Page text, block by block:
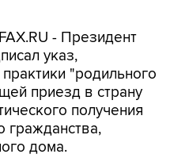
- Президент
указ,
"родильного
приезд в страну
получения
гражданства,
дома.